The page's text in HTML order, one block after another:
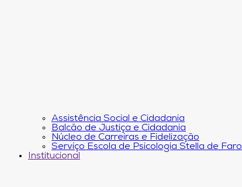
Assistência Social e Cidadania
Balcão de Justiça e Cidadania
Núcleo de Carreiras e Fidelização
Serviço Escola de Psicologia Stella de Faro
Institucional